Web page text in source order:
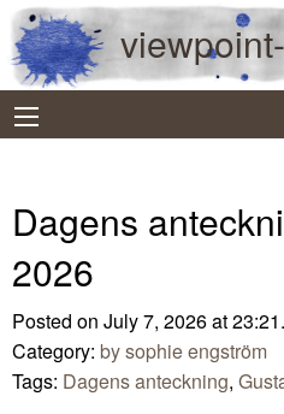
Dagens
2026
Posted on July 7, 2026 at 23:21.
Category: by sophie engström
Tags: Dagens anteckning,